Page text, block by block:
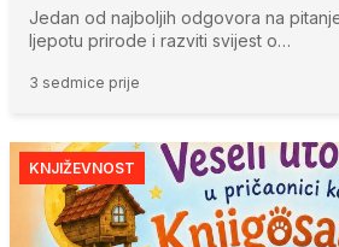
Jedan od najboljih odgovora na
ljepotu prirode i razviti svijest o…
3 sedmice prije
KNJIŽEVNOST